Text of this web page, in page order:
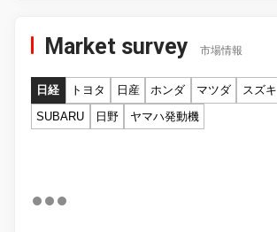
Market survey 市場情報
日経 トヨタ 日産 ホンダ マツダ スズキ
SUBARU
日野 ヤマハ発動機